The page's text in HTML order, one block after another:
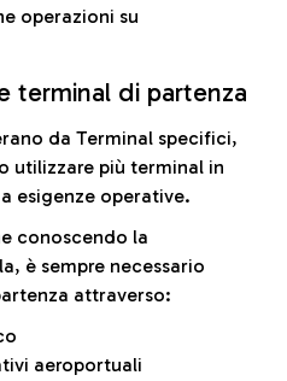
operazioni su
terminal di partenza
da Terminal specifici,
utilizzare più terminal in
esigenze operative.
conoscendo la
è sempre necessario
attraverso:
aeroportuali